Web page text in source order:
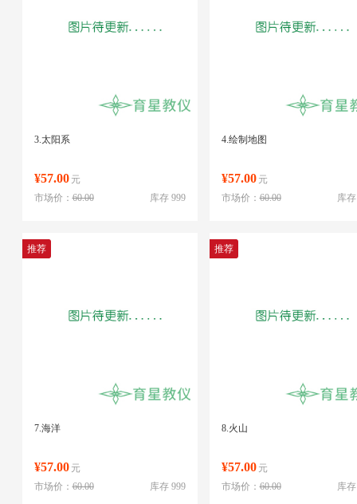
3.太阳系
¥57.00 元
库存 999
市场价：60.00
4.绘制地图
¥57.00 元
库
市场价：60.00
推荐
7.海洋
¥57.00 元
库存 999
市场价：60.00
推荐
8.火山
¥57.00 元
库
市场价：60.00